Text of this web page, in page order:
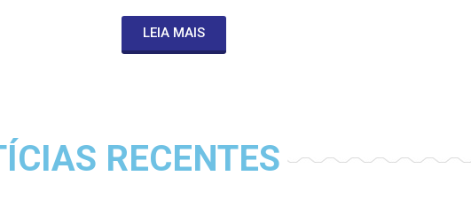
LEIA MAIS
RECENTES